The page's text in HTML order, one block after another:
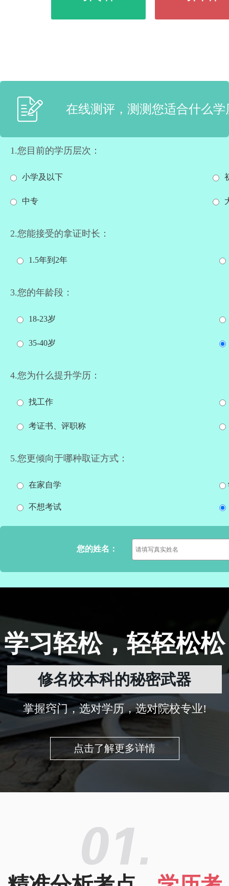
在线测评，测测您适合什么
1.您目前的学历层次：
小学及以下
中专
2.您能接受的拿证时长：
1.5年到2年
3.您的年龄段：
18-23岁
35-40岁
4.您为什么提升学历：
找工作
考证书、评职称
5.您更倾向于哪种取证方式：
在家自学
不想考试
您的姓名：
学习轻松，轻轻松松
修名校本科的秘密武器
掌握窍门，选对学历，选对院校专业!
点击了解更多详情